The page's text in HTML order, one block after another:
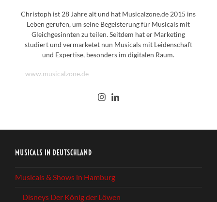
Christoph ist 28 Jahre alt und hat Musicalzone.de 2015 ins
Leben gerufen, um seine Begeisterung für Musicals mit
Gleichgesinnten zu teilen. Seitdem hat er Marketing
studiert und vermarketet nun Musicals mit Leidenschaft
und Expertise, besonders im digitalen Raum.
www.musicalzone.de
MUSICALS IN DEUTSCHLAND
Musicals & Shows in Hamburg
Disneys Der König der Löwen